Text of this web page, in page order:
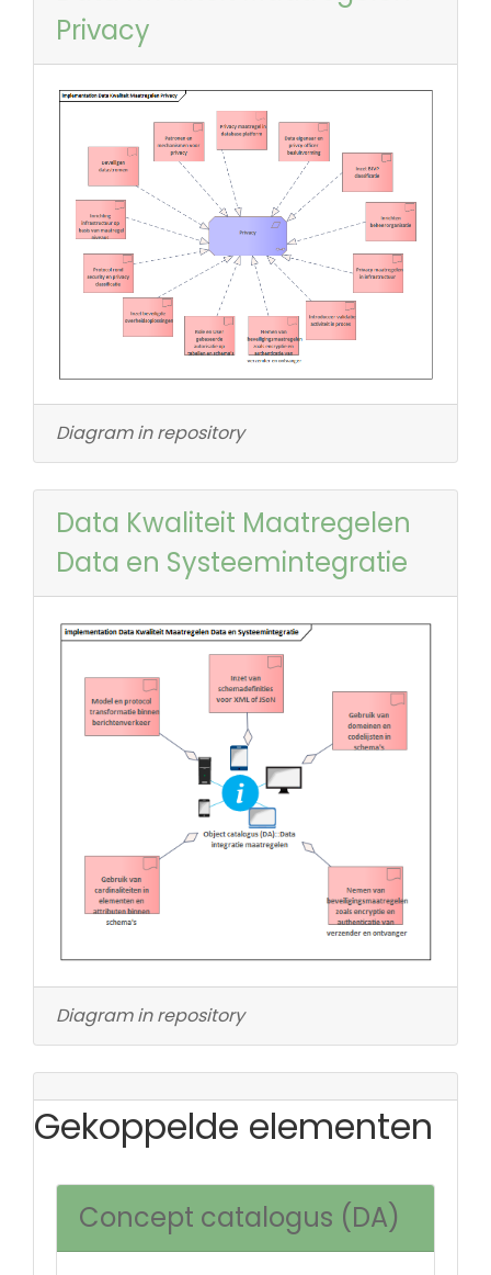
Privacy
Diagram in repository
Data Kwaliteit Maatregelen
Data en Systeemintegratie
Diagram in repository
Gekoppelde elementen
Concept catalogus (DA)